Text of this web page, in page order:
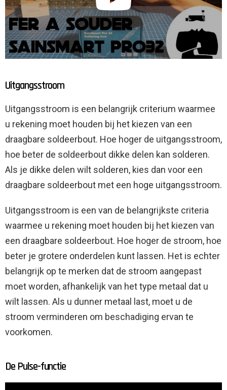
Uitgangsstroom
Uitgangsstroom is een belangrijk criterium waarmee
u rekening moet houden bij het kiezen van een
draagbare soldeerbout. Hoe hoger de uitgangsstroom,
hoe beter de soldeerbout dikke delen kan solderen.
Als je dikke delen wilt solderen, kies dan voor een
draagbare soldeerbout met een hoge uitgangsstroom.
Uitgangsstroom is een van de belangrijkste criteria
waarmee u rekening moet houden bij het kiezen van
een draagbare soldeerbout. Hoe hoger de stroom, hoe
beter je grotere onderdelen kunt lassen. Het is echter
belangrijk op te merken dat de stroom aangepast
moet worden, afhankelijk van het type metaal dat u
wilt lassen. Als u dunner metaal last, moet u de
stroom verminderen om beschadiging ervan te
voorkomen.
De Pulse-functie